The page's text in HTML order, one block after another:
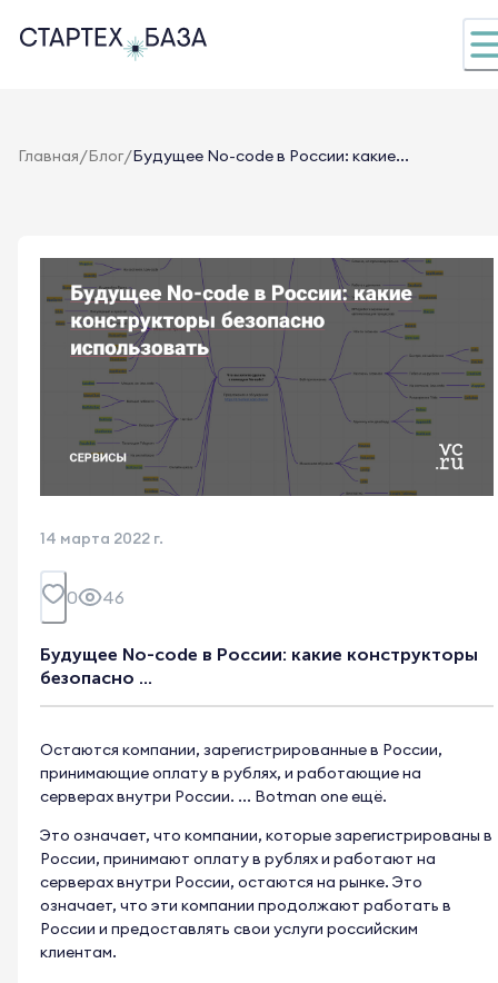
Главная/Блог/Будущее No-code в России: какие...
14 марта 2022 г.
0 46
Будущее No-code в России: какие конструкторы
безопасно ...
Остаются компании, зарегистрированные в России,
принимающие оплату в рублях, и работающие на
серверах внутри России. ... Botman one ещё.
Это означает, что компании, которые зарегистрированы в
России, принимают оплату в рублях и работают на
серверах внутри России, остаются на рынке. Это
означает, что эти компании продолжают работать в
России и предоставлять свои услуги российским
клиентам.